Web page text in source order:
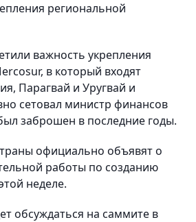
региональной
важность укрепления
в который входят
Парагвай и Уругвай и
сетовал министр финансов
заброшен в последние годы.
официально объявят о
работы по созданию
неделе.
обсуждаться на саммите в